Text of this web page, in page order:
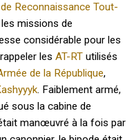
Reconnaissance Tout-
missions de
considérable pour les
lesAT-RT utilisés
de la République,
. Faiblement armé,
sous la cabine de
manœuvré à la fois par